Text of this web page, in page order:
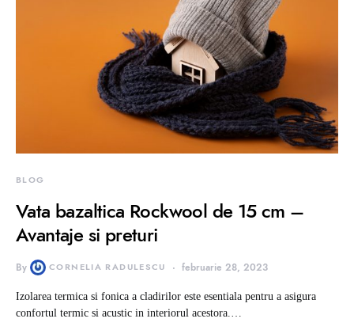
BLOG
Vata bazaltica Rockwool de 15 cm –
Avantaje si preturi
By CORNELIA RADULESCU februarie 28, 2023
Izolarea termica si fonica a cladirilor este esentiala pentru a asigura
confortul termic si acustic in interiorul acestora.…